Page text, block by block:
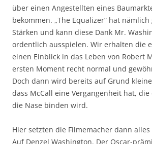
über einen Angestellten eines
bekommen. „The Equalizer“ hat
Stärken und kann diese Dank Mr.
ordentlich ausspielen. Wir erhalten die
einen Einblick in das Leben von Robert
ersten Moment recht normal und
Doch dann wird bereits auf Grund
dass McCall eine Vergangenheit hat,
die Nase binden wird.
Hier setzten die Filmemacher dann
Auf Denzel Washington. Der Oscar-